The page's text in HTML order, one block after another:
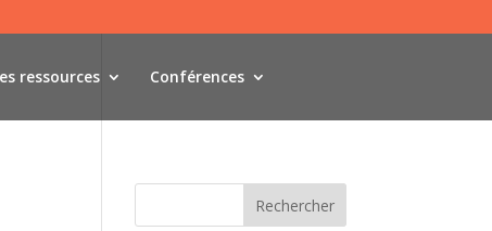
ressources Conférences